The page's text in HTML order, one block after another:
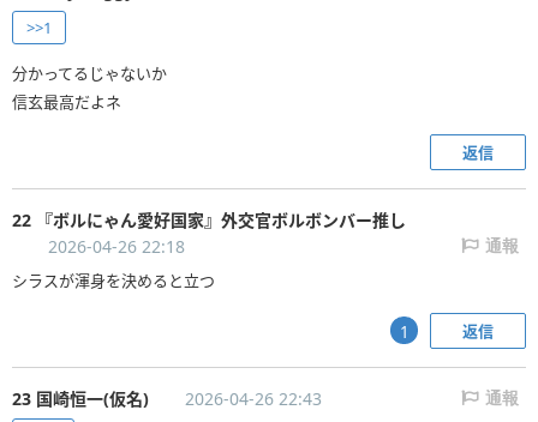
>>1
分かってるじゃないか
信玄最高だよネ
返信
22 『ボルにゃん愛好国家』外交官ボルボンバー推し
2026-04-26 22:18
通報
シラスが渾身を決めると立つ
返信
1
23 国崎恒一(仮名) 2026-04-26 22:43 通報